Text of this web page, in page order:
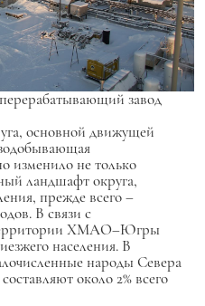
завод
основной движущей
изменило не только
ландшафт округа,
прежде всего –
В связи с
ХМАО–Югры
населения. В
народы Севера
около 2% всего